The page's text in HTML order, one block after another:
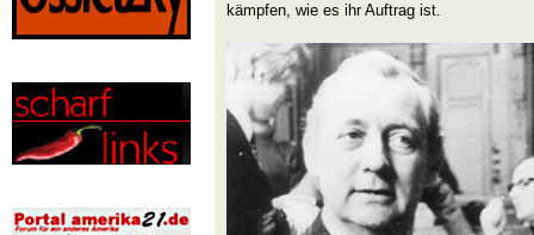
kämpfen, wie es ihr Auftrag ist.